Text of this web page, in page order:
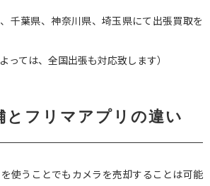
千葉県、神奈川県、埼玉県にて出張買取を
っては、全国出張も対応致します）
とフリマアプリの違い
使うことでもカメラを売却することは可能